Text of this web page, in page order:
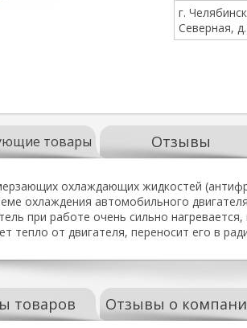
г.
Северная,
товары Отзывы
охлаждающих жидкостей
охлаждения автомобильного
при работе очень сильно
тепло от двигателя, переносит его в
товаров Отзывы о